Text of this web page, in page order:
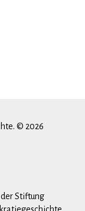
© 2026
Stiftung